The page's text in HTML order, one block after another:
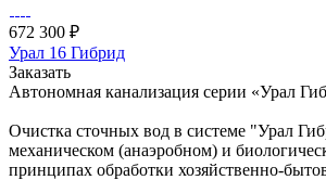
672 300 ₽
Урал 16 Гибрид
Заказать
Автономная канализация серии «Урал
Очистка сточных вод в системе "Урал
механическом (анаэробном) и
принципах обработки хозяйственно-